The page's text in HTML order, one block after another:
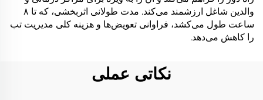
والدین شاغل ارزشمند می‌کند. مدت طولانی اثربخشی، که تا ۸
ساعت طول می‌کشد، فراوانی تعویض‌ها و هزینه کلی مدیریت تب
را کاهش می‌دهد.
نکاتی عملی